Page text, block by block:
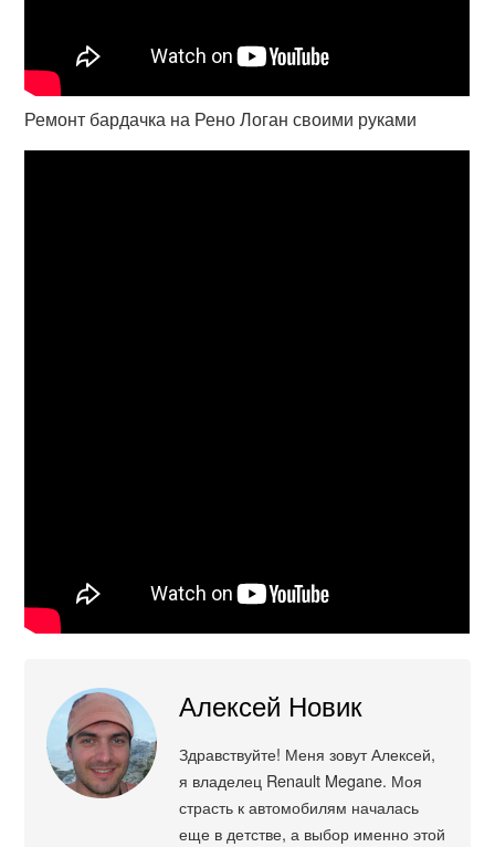
Ремонт бардачка на Рено Логан своими руками
Алексей Новик
Здравствуйте! Меня зовут Алексей,
я владелец Renault Megane. Моя
страсть к автомобилям началась
еще в детстве, а выбор именно этой